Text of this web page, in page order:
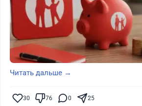
Читать дальше →
30 76 0 25